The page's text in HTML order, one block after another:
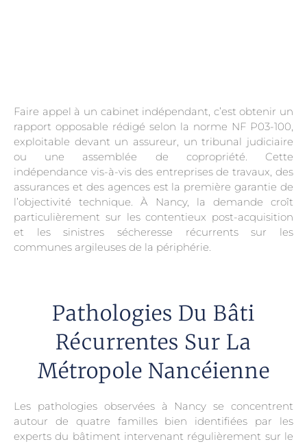
Faire appel à un cabinet indépendant, c’est obtenir un
rapport opposable rédigé selon la norme NF P03-100,
exploitable devant un assureur, un tribunal judiciaire
ou une assemblée de copropriété. Cette
indépendance vis-à-vis des entreprises de travaux, des
assurances et des agences est la première garantie de
l’objectivité technique. À Nancy, la demande croît
particulièrement sur les contentieux post-acquisition
et les sinistres sécheresse récurrents sur les
communes argileuses de la périphérie.
Pathologies Du Bâti
Récurrentes Sur La
Métropole Nancéienne
Les pathologies observées à Nancy se concentrent
autour de quatre familles bien identifiées par les
experts du bâtiment intervenant régulièrement sur le